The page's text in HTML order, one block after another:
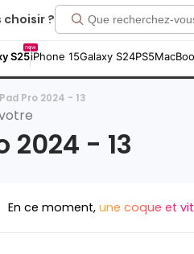
choisir ?
S25
new
iPhone 15Galaxy S24PS5
Pro 2024 - 13
2024 - 13
En ce moment, une coque et